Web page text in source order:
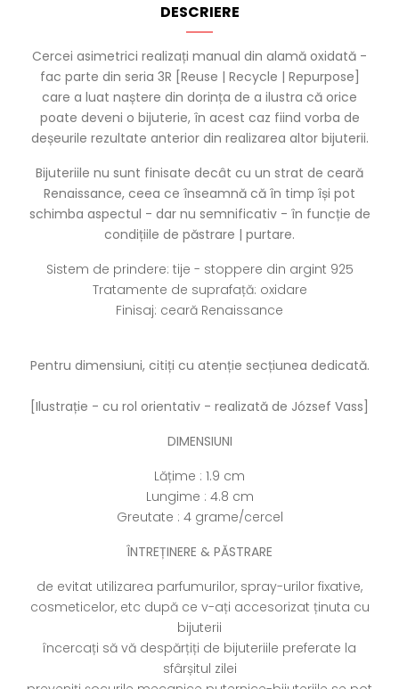
DESCRIERE
Cercei asimetrici realizați manual din alamă oxidată -
fac parte din seria 3R [Reuse | Recycle | Repurpose]
care a luat naștere din dorința de a ilustra că orice
poate deveni o bijuterie, în acest caz fiind vorba de
deșeurile rezultate anterior din realizarea altor bijuterii.
Bijuteriile nu sunt finisate decât cu un strat de ceară
Renaissance, ceea ce înseamnă că în timp își pot
schimba aspectul - dar nu semnificativ - în funcție de
condițiile de păstrare | purtare.
Sistem de prindere: tije - stoppere din argint 925
Tratamente de suprafață: oxidare
Finisaj: ceară Renaissance
Pentru dimensiuni, citiți cu atenție secțiunea dedicată.
[Ilustrație - cu rol orientativ - realizată de József Vass]
DIMENSIUNI
Lățime : 1.9 cm
Lungime : 4.8 cm
Greutate : 4 grame/cercel
ÎNTREȚINERE & PĂSTRARE
de evitat utilizarea parfumurilor, spray-urilor fixative,
cosmeticelor, etc după ce v-ați accesorizat ținuta cu
bijuterii
încercați să vă despărțiți de bijuteriile preferate la
sfârșitul zilei